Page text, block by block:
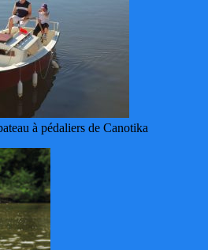
à pédaliers de Canotika